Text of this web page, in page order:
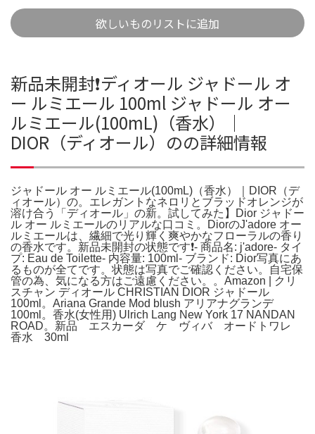
欲しいものリストに追加
新品未開封❗️ディオール ジャドール オ
ー ルミエール 100ml ジャドール オー
ルミエール(100mL)（香水）｜
DIOR（ディオール）のの詳細情報
ジャドール オー ルミエール(100mL)（香水）｜DIOR（デ
ィオール）の。エレガントなネロリとブラッドオレンジが
溶け合う「ディオール」の新。試してみた】Dior ジャドー
ル オー ルミエールのリアルな口コミ。DiorのJ'adore オー
ルミエールは、繊細で光り輝く爽やかなフローラルの香り
の香水です。新品未開封の状態です❗️- 商品名: j'adore- タイ
プ: Eau de Toilette- 内容量: 100ml- ブランド: Dior写真にあ
るものが全てです。状態は写真でご確認ください。自宅保
管の為、気になる方はご遠慮ください。。Amazon | クリ
スチャン ディオール CHRISTIAN DIOR ジャドール
100ml。Ariana Grande Mod blush アリアナグランデ
100ml。香水(女性用) Ulrich Lang New York 17 NANDAN
ROAD。新品 エスカーダ ケ ヴィバ オードトワレ
香水 30ml